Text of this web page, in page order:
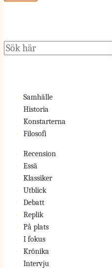
Sök
Samhälle
Historia
Konstarterna
Filosofi
Recension
Essä
Klassiker
Utblick
Debatt
Replik
På plats
I fokus
Krönika
Intervju